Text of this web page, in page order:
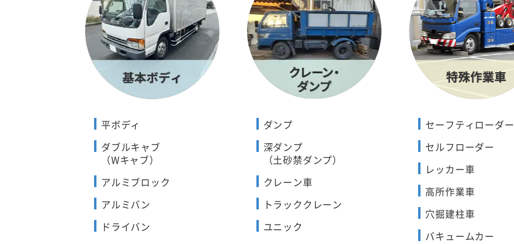
平ボディ
ダブルキャブ
（Wキャブ）
アルミブロック
アルミバン
ドライバン
ダンプ
深ダンプ
（土砂禁ダンプ）
クレーン車
トラッククレーン
ユニック
セーフティローダー
セルフローダー
レッカー車
高所作業車
穴掘建柱車
バキュームカー